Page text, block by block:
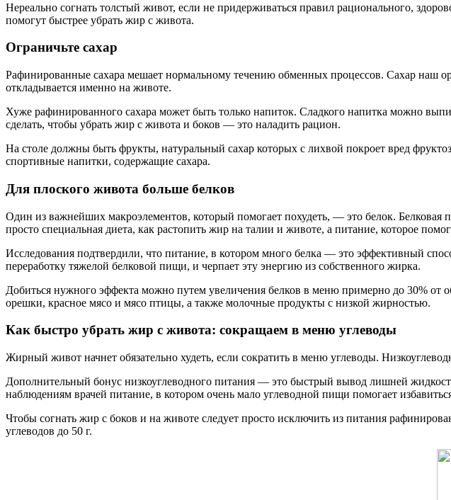
Нереально согнать толстый живот, если не придерживаться правил рационального,
помогут быстрее убрать жир с живота.
Ограничьте сахар
Рафинированные сахара мешает нормальному течению обменных процессов. Сахар наш
откладывается именно на животе.
Хуже рафинированного сахара может быть только напиток. Сладкого напитка можно
сделать, чтобы убрать жир с живота и боков — это наладить рацион.
На столе должны быть фрукты, натуральный сахар которых с лихвой покроет вред
спортивные напитки, содержащие сахара.
Для плоского живота больше белков
Один из важнейших макроэлементов, который помогает похудеть, — это белок. Белковая
просто специальная диета, как растопить жир на талии и животе, а питание, которое
Исследования подтвердили, что питание, в котором много белка — это эффективный
переработку тяжелой белковой пищи, и черпает эту энергию из собственного жирка.
Добиться нужного эффекта можно путем увеличения белков в меню примерно до 30% от
орешки, красное мясо и мясо птицы, а также молочные продукты с низкой жирностью.
Как быстро убрать жир с живота: сокращаем в меню углеводы
Жирный живот начнет обязательно худеть, если сократить в меню углеводы.
Дополнительный бонус низкоуглеводного питания — это быстрый вывод лишней
наблюдениям врачей питание, в котором очень мало углеводной пищи помогает
Чтобы согнать жир с боков и на животе следует просто исключить из питания
углеводов до 50 г.